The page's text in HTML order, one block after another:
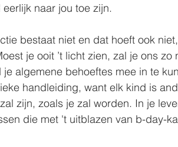
naar jou toe zijn.
bestaat niet en dat hoeft ook
je ooit ’t licht zien, zal je ons
algemene behoeftes mee in te
handleiding, want elk kind is
zijn, zoals je zal worden. In je
die met 't uitblazen van b-day-